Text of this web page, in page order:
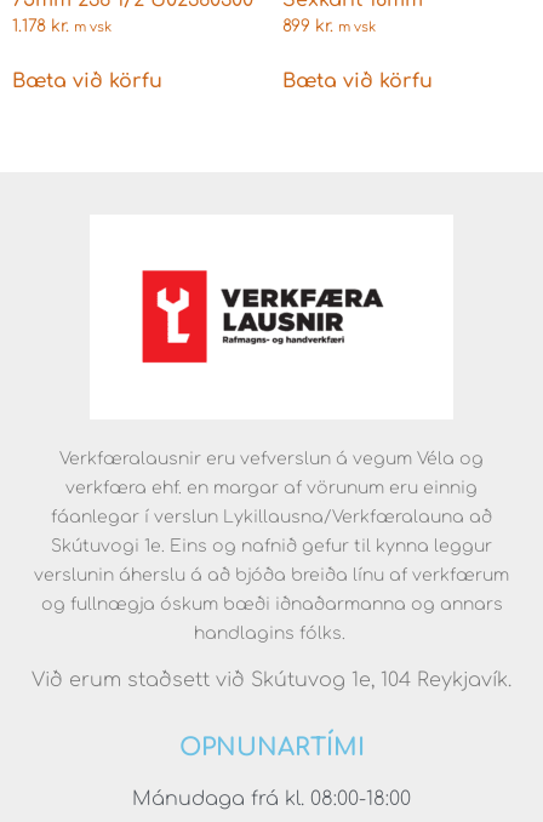
1.178 kr. m vsk
Bæta við körfu
899 kr. m vsk
Bæta við körfu
Verkfæralausnir eru vefverslun á vegum Véla og
verkfæra ehf. en margar af vörunum eru einnig
fáanlegar í verslun Lykillausna/Verkfæralauna að
Skútuvogi 1e. Eins og nafnið gefur til kynna leggur
verslunin áherslu á að bjóða breiða línu af verkfærum
og fullnægja óskum bæði iðnaðarmanna og annars
handlagins fólks.
Við erum staðsett við Skútuvog 1e, 104 Reykjavík.
OPNUNARTÍMI
Mánudaga frá kl. 08:00-18:00